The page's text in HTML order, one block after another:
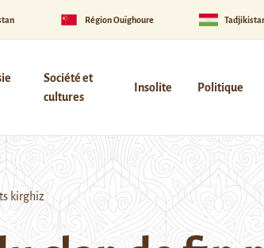
Région Ouïghoure
Société et
cultures
Insolite Politique
kirghiz